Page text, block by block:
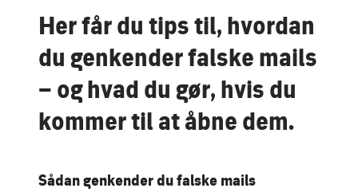
Her får du tips til, hvordan
du genkender falske mails
– og hvad du gør, hvis du
kommer til at åbne dem.
Sådan genkender du falske mails